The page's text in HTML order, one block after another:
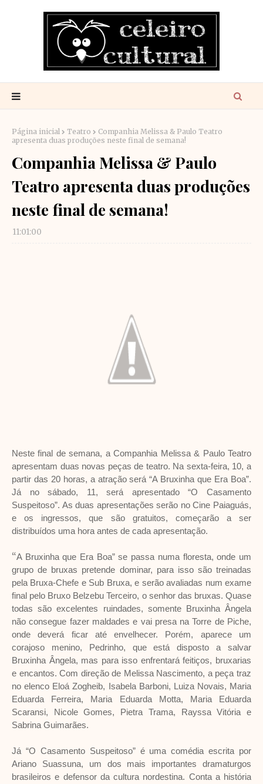
Página inicial Teatro
Companhia Melissa & Paulo Teatro
apresenta duas produções neste final de semana!
Companhia Melissa & Paulo
Teatro apresenta duas produções
neste final de semana!
11:01:00
Neste final de semana, a Companhia Melissa & Paulo Teatro
apresentam duas novas peças de teatro. Na sexta-feira, 10, a
partir das 20 horas, a atração será “A Bruxinha que Era Boa”.
Já no sábado, 11, será apresentado “O Casamento
Suspeitoso”. As duas apresentações serão no Cine Paiaguás,
e os ingressos, que são gratuitos, começarão a ser
distribuídos uma hora antes de cada apresentação.
“A Bruxinha que Era Boa” se passa numa floresta, onde um
grupo de bruxas pretende dominar, para isso são treinadas
pela Bruxa-Chefe e Sub Bruxa, e serão avaliadas num exame
final pelo Bruxo Belzebu Terceiro, o senhor das bruxas. Quase
todas são excelentes ruindades, somente Bruxinha Ângela
não consegue fazer maldades e vai presa na Torre de Piche,
onde deverá ficar até envelhecer. Porém, aparece um
corajoso menino, Pedrinho, que está disposto a salvar
Bruxinha Ângela, mas para isso enfrentará feitiços, bruxarias
e encantos. Com direção de Melissa Nascimento, a peça traz
no elenco Eloá Zogheib, Isabela Barboni, Luiza Novais, Maria
Eduarda Ferreira, Maria Eduarda Motta, Maria Eduarda
Scaransi, Nicole Gomes, Pietra Trama, Rayssa Vitória e
Sabrina Guimarães.
Já “O Casamento Suspeitoso” é uma comédia escrita por
Ariano Suassuna, um dos mais importantes dramaturgos
brasileiros e defensor da cultura nordestina. Conta a história